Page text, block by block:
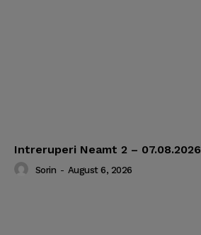
Intreruperi Neamt 2 – 07.08.2026
Sorin - August 6, 2026